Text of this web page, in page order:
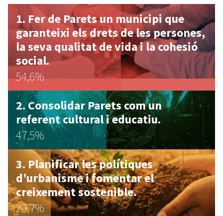
Fer de Parets un municipi que
garanteixi els drets de les persones,
la seva qualitat de vida i la cohesió
social.
54,6%
Consolidar Parets com un
referent cultural i educatiu.
47,5%
Planificar les polítiques
d’urbanisme i fomentar el
creixement sostenible.
20,7%